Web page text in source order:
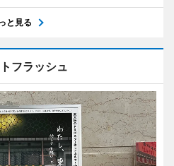
と見る
フラッシュ